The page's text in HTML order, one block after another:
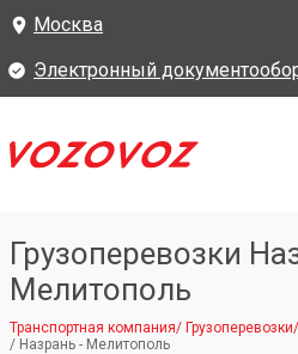
Москва
Электронный
Грузоперевозки
Мелитополь
Транспортная компания/ Грузоперевозки/
/ Назрань - Мелитополь